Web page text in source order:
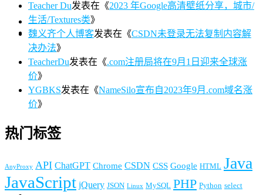
Teacher Du发表在《2023 年Google高清壁纸分享，城市/
生活/Textures类》
魏义齐个人博客发表在《CSDN未登录无法复制内容解
决办法》
TeacherDu发表在《.com注册局将在9月1日迎来全球涨
价》
YGBKS发表在《NameSilo宣布自2023年9月.com域名涨
价》
热门标签
AnyProxy API ChatGPT Chrome CSDN CSS Google HTML Java
JavaScript jQuery JSON Linux MySQL PHP Python select